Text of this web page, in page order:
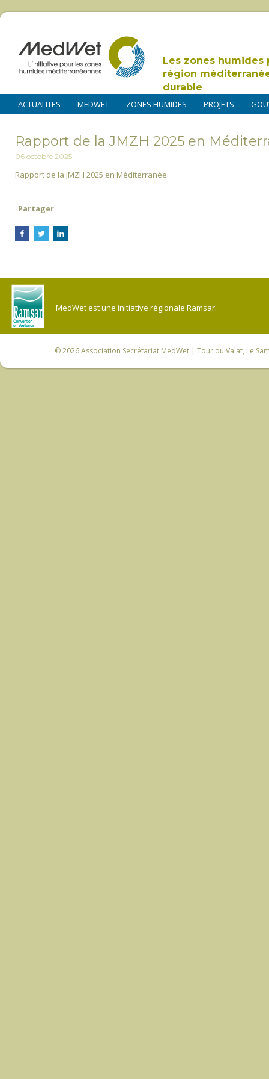
Les zones humides
région
durable
ACTUALITES MEDWET ZONES HUMIDES PROJETS
Rapport de la JMZH 2025 en
06 octobre 2025
Rapport de la JMZH 2025 en Méditerranée
Partager
MedWet est une initiative régionale Ramsar.
© 2026Association Secrétariat MedWet | Tour du Valat, Le